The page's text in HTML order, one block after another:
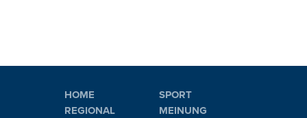
HOME
REGIONAL
SPORT
MEINUNG